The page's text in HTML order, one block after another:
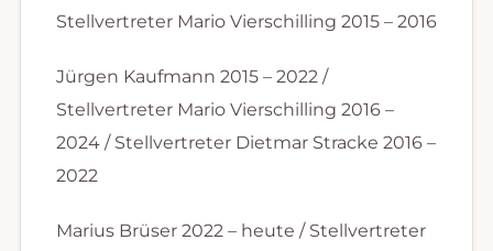
Stellvertreter Mario Vierschilling 2015 – 2016
Jürgen Kaufmann 2015 – 2022 /
Stellvertreter Mario Vierschilling 2016 –
2024 / Stellvertreter Dietmar Stracke 2016 –
2022
Marius Brüser 2022 – heute / Stellvertreter